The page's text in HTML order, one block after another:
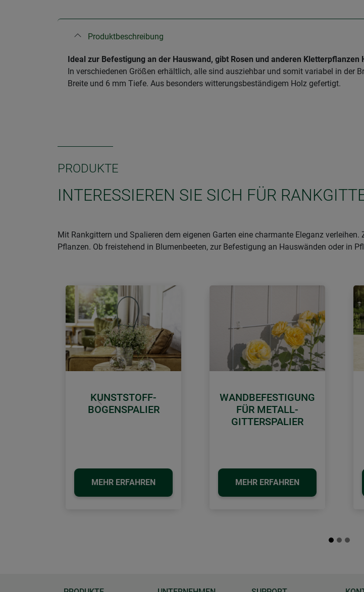
Produktbeschreibung
Ideal zur Befestigung an der Hauswand, gibt Rosen und anderen Kletterpflanzen
In verschiedenen Größen erhältlich, alle sind ausziehbar und somit variabel in der
Breite und 6 mm Tiefe. Aus besonders witterungsbeständigem Holz gefertigt.
PRODUKTE
INTERESSIEREN SIE SICH FÜR
Mit Rankgittern und Spalieren dem eigenen Garten eine charmante Eleganz
Pflanzen. Ob freistehend in Blumenbeeten, zur Befestigung an Hauswänden oder in
KUNSTSTOFF-
BOGENSPALIER
MEHR ERFAHREN
WANDBEFESTIGUNG
FÜR METALL-
GITTERSPALIER
MEHR ERFAHREN
Zurück